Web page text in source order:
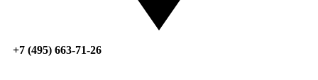
+7 (495) 663-71-26